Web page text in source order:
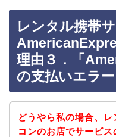
レンタル携帯
理由３．「
の支払いエラー
どうやら私の場合、
コンのお店でサービ